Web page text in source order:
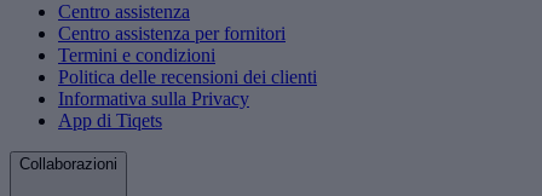
Centro assistenza
Centro assistenza per fornitori
Termini e condizioni
Politica delle recensioni dei clienti
Informativa sulla Privacy
App di Tiqets
Collaborazioni